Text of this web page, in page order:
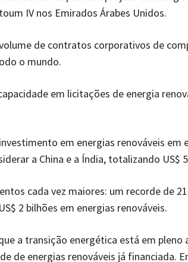
IV nos Emirados Árabes Unidos.
de contratos corporativos de
o mundo.
em licitações de energia
em energias renováveis em
a China e a Índia, totalizando US$
cada vez maiores: um recorde de
2 bilhões em energias renováveis.
a transição energética está em
de energias renováveis já financiada.